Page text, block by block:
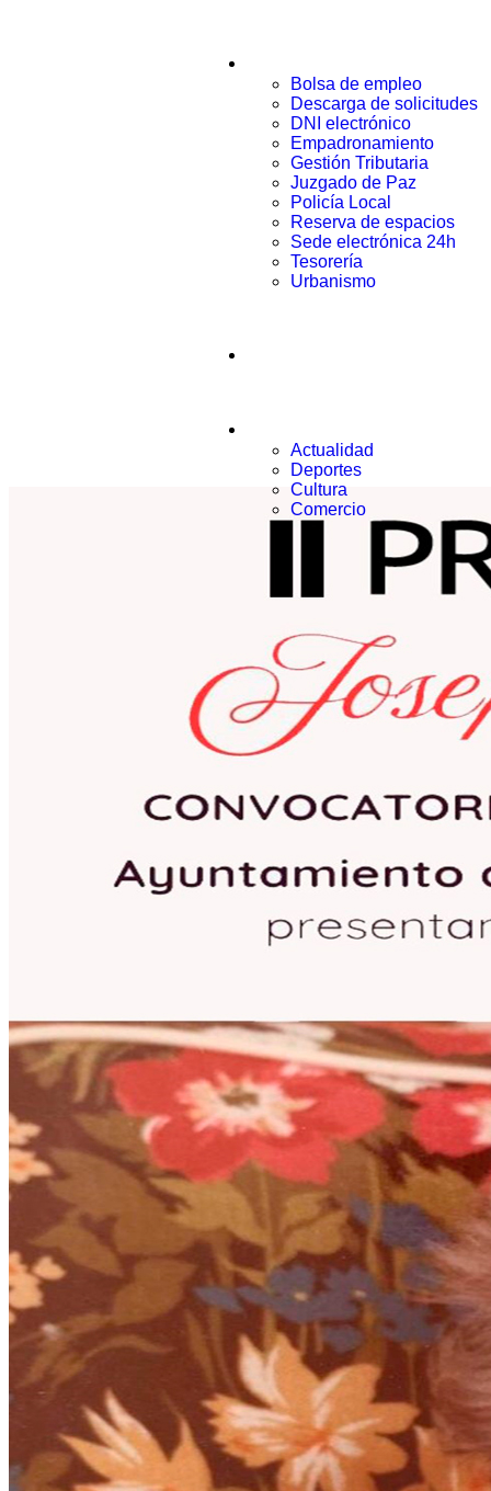
Bolsa de empleo
Descarga de solicitudes
DNI electrónico
Empadronamiento
Gestión Tributaria
Juzgado de Paz
Policía Local
Reserva de espacios
Sede electrónica 24h
Tesorería
Urbanismo
Actualidad
Deportes
Cultura
Comercio